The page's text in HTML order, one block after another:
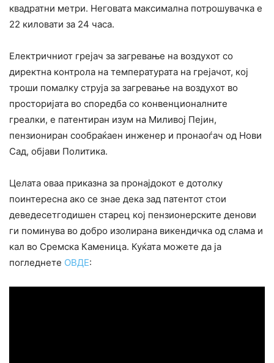
квадратни метри. Неговата максимална потрошувачка е
22 киловати за 24 часа.
Електричниот грејач за загревање на воздухот со
директна контрола на температурата на грејачот, кој
троши помалку струја за загревање на воздухот во
просторијата во споредба со конвенционалните
греалки, е патентиран изум на Миливој Пејин,
пензиониран сообраќаен инженер и пронаоѓач од Нови
Сад, објави Политика.
Целата оваа приказна за пронајдокот е дотолку
поинтересна ако се знае дека зад патентот стои
деведесетгодишен старец кој пензионерските денови
ги поминува во добро изолирана викендичка од слама и
кал во Сремска Каменица. Куќата можете да ја
погледнете ОВДЕ: